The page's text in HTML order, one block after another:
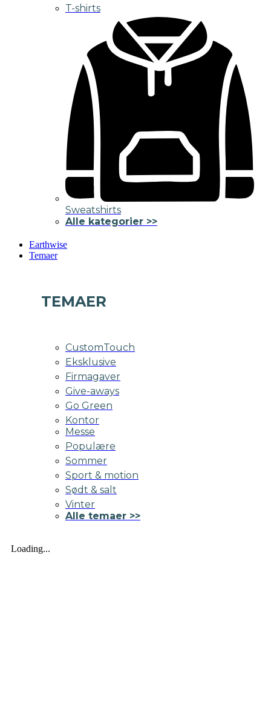
T-shirts
Sweatshirts
Alle kategorier >>
Earthwise
Temaer
TEMAER
CustomTouch
Eksklusive
Firmagaver
Give-aways
Go Green
Kontor
Messe
Populære
Sommer
Sport & motion
Sødt & salt
Vinter
Alle temaer >>
Loading...